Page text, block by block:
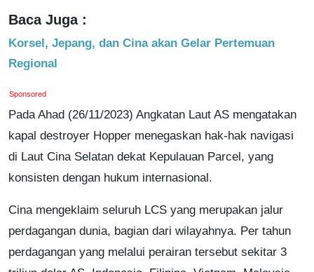
Baca Juga :
Korsel, Jepang, dan Cina akan Gelar Pertemuan
Regional
Sponsored
Pada Ahad (26/11/2023) Angkatan Laut AS mengatakan
kapal destroyer Hopper menegaskan hak-hak navigasi
di Laut Cina Selatan dekat Kepulauan Parcel, yang
konsisten dengan hukum internasional.
Cina mengeklaim seluruh LCS yang merupakan jalur
perdagangan dunia, bagian dari wilayahnya. Per tahun
perdagangan yang melalui perairan tersebut sekitar 3